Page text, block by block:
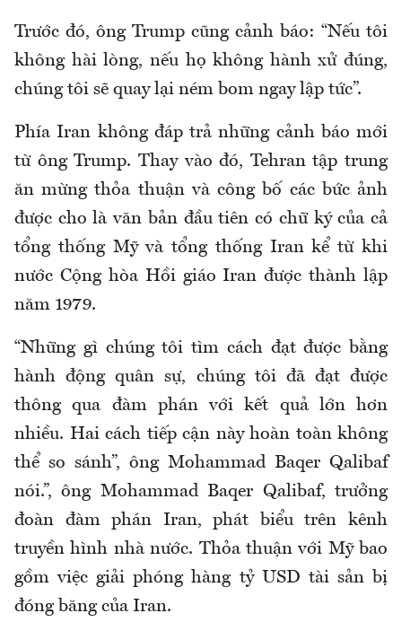
Trước đó, ông Trump cũng cảnh báo: “Nếu tôi
không hài lòng, nếu họ không hành xử đúng,
chúng tôi sẽ quay lại ném bom ngay lập tức”.
Phía Iran không đáp trả những cảnh báo mới
từ ông Trump. Thay vào đó, Tehran tập trung
ăn mừng thỏa thuận và công bố các bức ảnh
được cho là văn bản đầu tiên có chữ ký của cả
tổng thống Mỹ và tổng thống Iran kể từ khi
nước Cộng hòa Hồi giáo Iran được thành lập
năm 1979.
“Những gì chúng tôi tìm cách đạt được bằng
hành động quân sự, chúng tôi đã đạt được
thông qua đàm phán với kết quả lớn hơn
nhiều. Hai cách tiếp cận này hoàn toàn không
thể so sánh”, ông Mohammad Baqer Qalibaf
nói.”, ông Mohammad Baqer Qalibaf, trưởng
đoàn đàm phán Iran, phát biểu trên kênh
truyền hình nhà nước. Thỏa thuận với Mỹ bao
gồm việc giải phóng hàng tỷ USD tài sản bị
đóng băng của Iran.